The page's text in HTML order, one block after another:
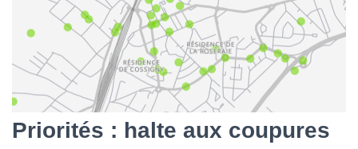
Priorités : halte aux coupures